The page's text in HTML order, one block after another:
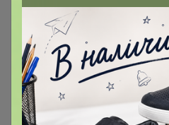
Описание
Условия участия
Ключевые даты